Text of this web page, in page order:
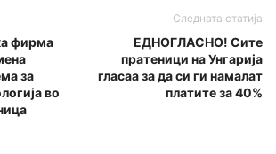
фирма
за
во
Следната статија
ЕДНОГЛАСНО! Сите
пратеници на Унгарија
гласаа за да си ги намалат
платите за 40%